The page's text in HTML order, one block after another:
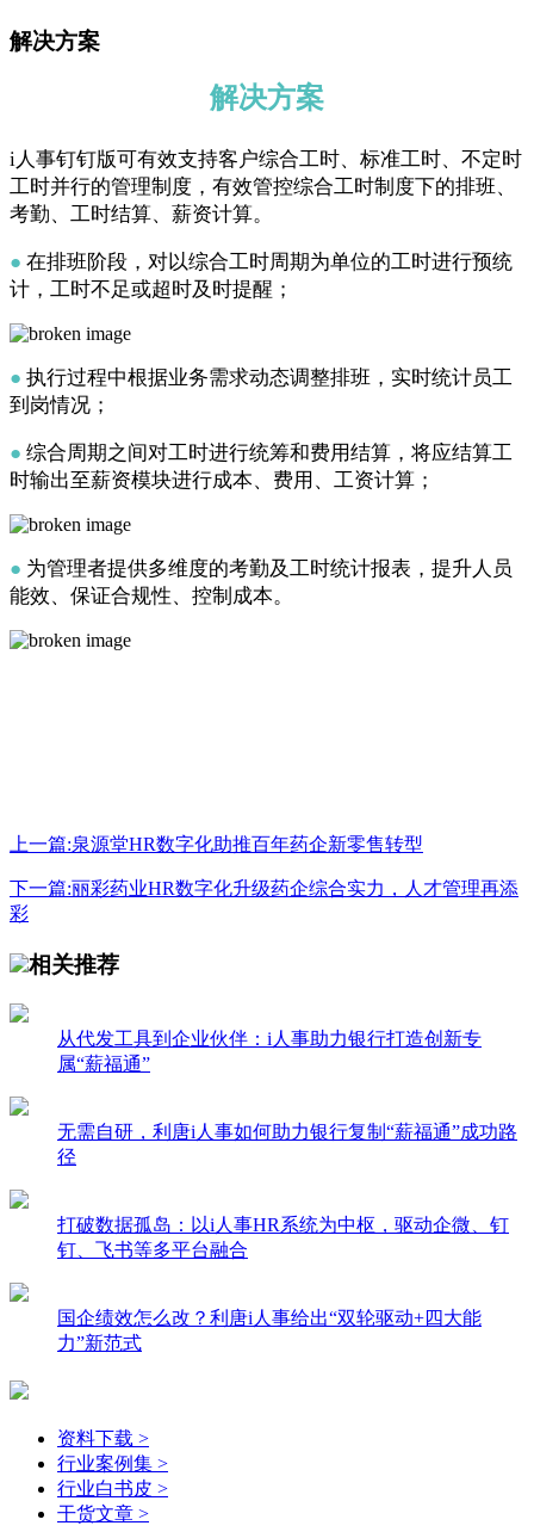
解决方案
解决方案
i人事钉钉版可有效支持客户综合工时、标准工时、不定时
工时并行的管理制度，有效管控综合工时制度下的排班、
考勤、工时结算、薪资计算。
● 在排班阶段，对以综合工时周期为单位的工时进行预统
计，工时不足或超时及时提醒；
● 执行过程中根据业务需求动态调整排班，实时统计员工
到岗情况；
● 综合周期之间对工时进行统筹和费用结算，将应结算工
时输出至薪资模块进行成本、费用、工资计算；
● 为管理者提供多维度的考勤及工时统计报表，提升人员
能效、保证合规性、控制成本。
上一篇:泉源堂HR数字化助推百年药企新零售转型
下一篇:丽彩药业HR数字化升级药企综合实力，人才管理再添
彩
相关推荐
从代发工具到企业伙伴：i人事助力银行打造创新专
属“薪福通”
无需自研，利唐i人事如何助力银行复制“薪福通”成功路
径
打破数据孤岛：以i人事HR系统为中枢，驱动企微、钉
钉、飞书等多平台融合
国企绩效怎么改？利唐i人事给出“双轮驱动+四大能
力”新范式
资料下载 >
行业案例集 >
行业白书皮 >
干货文章 >